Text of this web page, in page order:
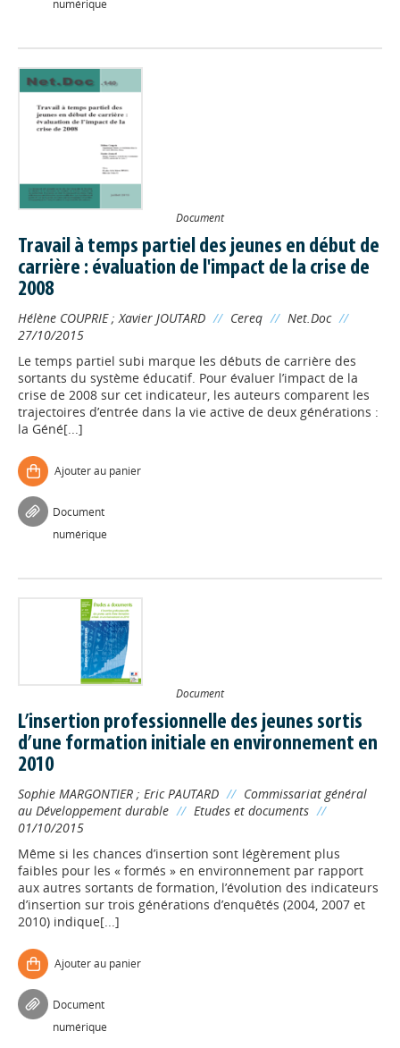
numérique
Document
Travail à temps partiel des jeunes en début de
carrière : évaluation de l'impact de la crise de
2008
Hélène COUPRIE;Xavier JOUTARD // Cereq // Net.Doc //
27/10/2015
Le temps partiel subi marque les débuts de carrière des
sortants du système éducatif. Pour évaluer l’impact de la
crise de 2008 sur cet indicateur, les auteurs comparent les
trajectoires d’entrée dans la vie active de deux générations :
la Géné[...]
Ajouter au panier
Document
numérique
Document
L’insertion professionnelle des jeunes sortis
d’une formation initiale en environnement en
2010
Sophie MARGONTIER ; Eric PAUTARD // Commissariat général
au Développement durable // Etudes et documents //
01/10/2015
Même si les chances d’insertion sont légèrement plus
faibles pour les « formés » en environnement par rapport
aux autres sortants de formation, l’évolution des indicateurs
d’insertion sur trois générations d’enquêtés (2004, 2007 et
2010) indique[...]
Ajouter au panier
Document
numérique